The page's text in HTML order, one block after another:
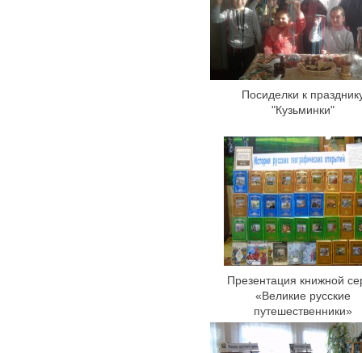
Посиделки к
"Кузьминки"
Презентация книжной
«Великие русские
путешественники»